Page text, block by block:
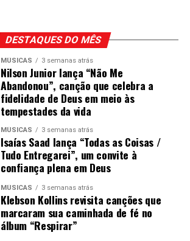
DESTAQUES DO MÊS
MÚSICAS 3 semanas atrás
Nilson Junior lança “Não Me
Abandonou”, canção que celebra a
fidelidade de Deus em meio às
tempestades da vida
MÚSICAS 3 semanas atrás
Isaías Saad lança “Todas as Coisas /
Tudo Entregarei”, um convite à
confiança plena em Deus
MÚSICAS 3 semanas atrás
Klebson Kollins revisita canções que
marcaram sua caminhada de fé no
álbum “Respirar”